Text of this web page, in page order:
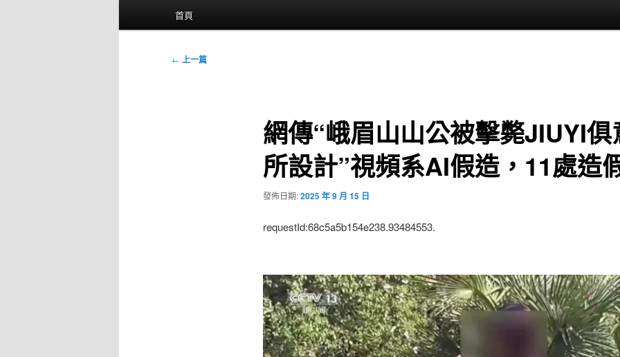
首頁
文
← 上一篇
網傳“峨眉山山公被擊斃JIUYI俱
所設計”視頻系AI假造，11處造
發佈日期:2025 年 9 月 15 日
requestId:68c5a5b154e238.93484553.